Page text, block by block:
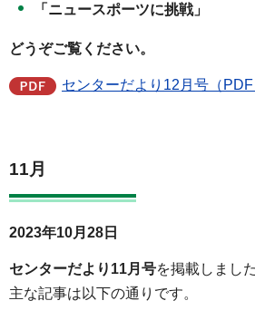
「ニュースポーツに挑戦」
どうぞご覧ください。
センターだより12月号（PDF
11月
2023年10月28日
センターだより11月号を掲載しました
主な記事は以下の通りです。